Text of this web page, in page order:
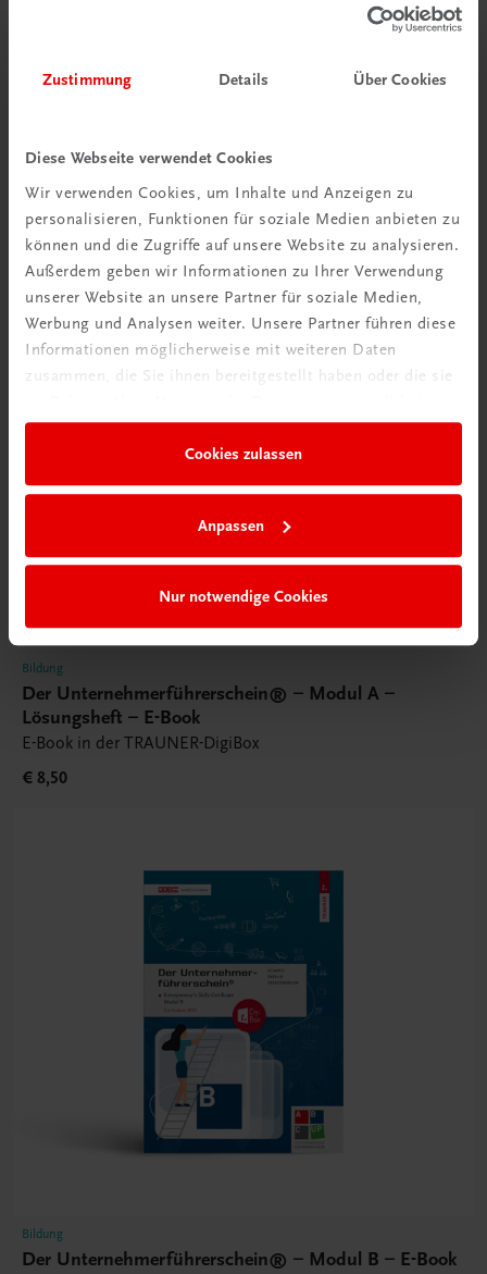
Zustimmung Details Über Cookies
Diese Webseite verwendet Cookies
Wir verwenden Cookies, um Inhalte und Anzeigen zu
personalisieren, Funktionen für soziale Medien anbieten zu
können und die Zugriffe auf unsere Website zu analysieren.
Außerdem geben wir Informationen zu Ihrer Verwendung
unserer Website an unsere Partner für soziale Medien,
Werbung und Analysen weiter. Unsere Partner führen diese
Informationen möglicherweise mit weiteren Daten
zusammen, die Sie ihnen bereitgestellt haben oder die sie
Cookies zulassen
Anpassen
Nur notwendige Cookies
E-Book in der TRAUNER-DigiBox
€ 15,47
Bildung
Der Unternehmerführerschein® – Modul A –
Lösungsheft – E-Book
E-Book in der TRAUNER-DigiBox
€ 8,50
Bildung
Der Unternehmerführerschein® – Modul B – E-Book